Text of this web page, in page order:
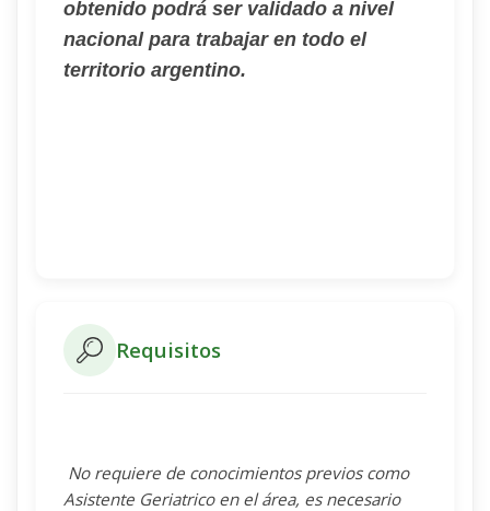
obtenido podrá ser validado a nivel
nacional para trabajar en todo el
territorio argentino.
Requisitos
No requiere de conocimientos previos como
Asistente Geriatrico en el área, es necesario